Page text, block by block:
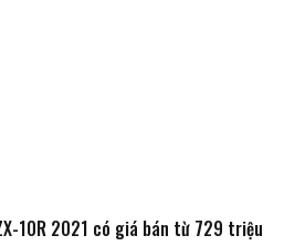
10R 2021 có giá bán từ 729 triệu